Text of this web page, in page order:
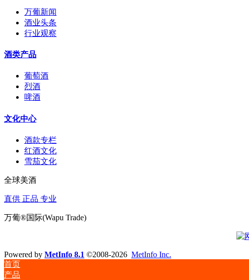
万葡新闻
酒业头条
行业观察
酒类产品
葡萄酒
烈酒
啤酒
文化中心
酒款专栏
红酒文化
雪茄文化
全球美酒
直供 正品 专业
万葡®国际(Wapu Trade)
Powered by MetInfo 8.1 ©2008-2026 MetInfo Inc.
首页
产品